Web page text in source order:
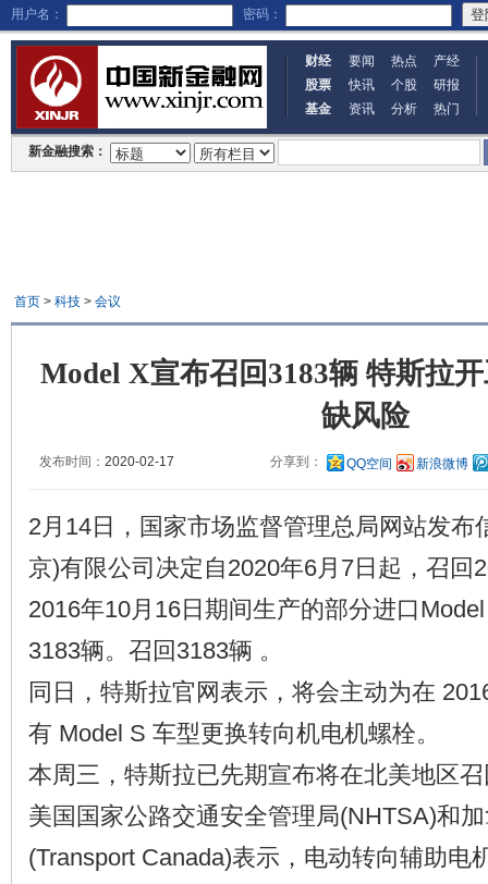
用户名： 密码：
财经 要闻 热点
产经
股票
快讯 个股
研报
基金
资讯 分析 热门
新金融搜索：
首页> 科技> 会议
Model X宣布召回3183辆 特斯拉
缺风险
发布时间： 2020-02-17 分享到： QQ空间 新浪微博
2月14日，国家市场监督管理总局网站发布
京)有限公司决定自2020年6月7日起，召回
2016年10月16日期间生产的部分进口
3183辆。召回3183辆 。
同日，特斯拉官网表示，将会主动为在
有 Model S 车型更换转向机电机螺栓。
本周三，特斯拉已先期宣布将在北美地区
美国国家公路交通安全管理局(NHTSA)和
(Transport Canada)表示，电动转向辅助电